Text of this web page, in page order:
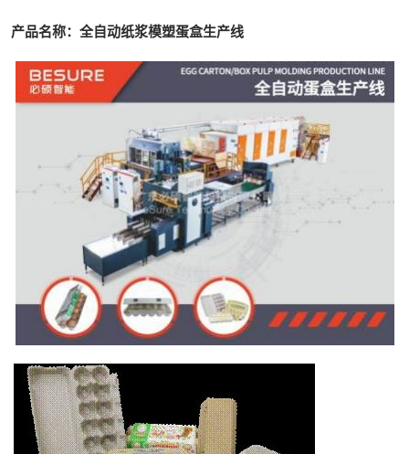
产品名称：全自动纸浆模塑蛋盒生产线